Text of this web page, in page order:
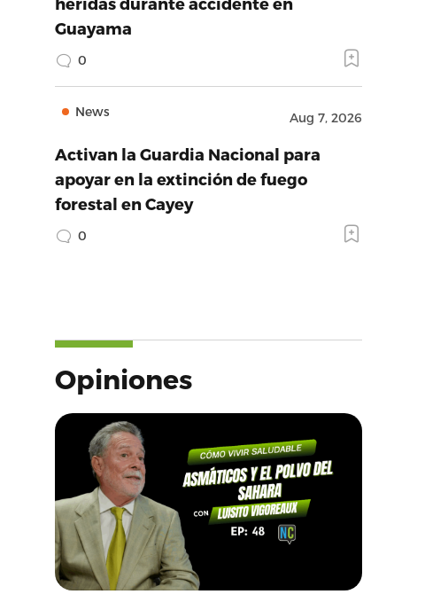
Guayama
0
News Aug 7, 2026
Activan la Guardia Nacional para
apoyar en la extinción de fuego
forestal en Cayey
0
Opiniones